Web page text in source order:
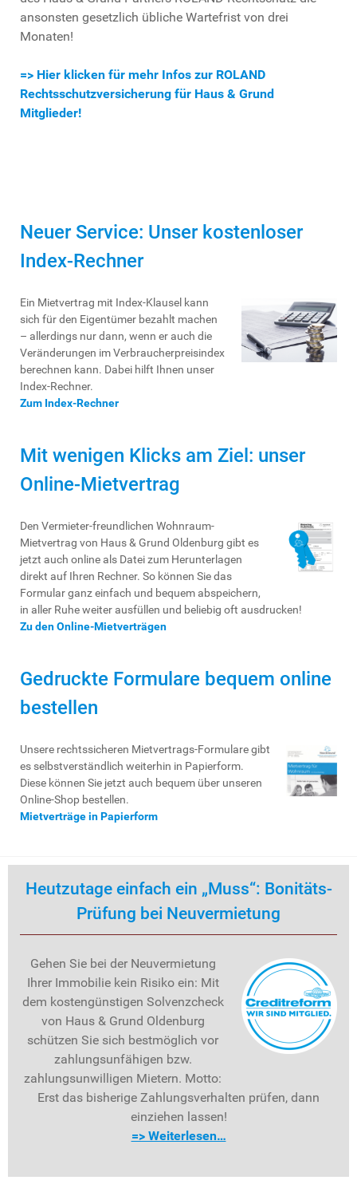
ansonsten gesetzlich übliche Wartefrist von drei
Monaten!
=> Hier klicken für mehr Infos zur ROLAND
Rechtsschutzversicherung für Haus & Grund
Mitglieder!
Neuer Service: Unser kostenloser
Index-Rechner
Ein Mietvertrag mit Index-Klausel kann
sich für den Eigentümer bezahlt machen
– allerdings nur dann, wenn er auch die
Veränderungen im Verbraucherpreisindex
berechnen kann. Dabei hilft Ihnen unser
Index-Rechner.
Zum Index-Rechner
Mit wenigen Klicks am Ziel: unser
Online-Mietvertrag
Den Vermieter-freundlichen Wohnraum-
Mietvertrag von Haus & Grund Oldenburg gibt es
jetzt auch online als Datei zum Herunterlagen
direkt auf Ihren Rechner. So können Sie das
Formular ganz einfach und bequem abspeichern,
in aller Ruhe weiter ausfüllen und beliebig oft ausdrucken!
Zu den Online-Mietverträgen
Gedruckte Formulare bequem online
bestellen
Unsere rechtssicheren Mietvertrags-Formulare gibt
es selbstverständlich weiterhin in Papierform.
Diese können Sie jetzt auch bequem über unseren
Online-Shop bestellen.
Mietverträge in Papierform
Heutzutage einfach ein „Muss“: Bonitäts-
Prüfung bei Neuvermietung
Gehen Sie bei der Neuvermietung
Ihrer Immobilie kein Risiko ein: Mit
dem kostengünstigen Solvenzcheck
von Haus & Grund Oldenburg
schützen Sie sich bestmöglich vor
zahlungsunfähigen bzw.
zahlungsunwilligen Mietern. Motto:
Erst das bisherige Zahlungsverhalten prüfen, dann
einziehen lassen!
=> Weiterlesen…